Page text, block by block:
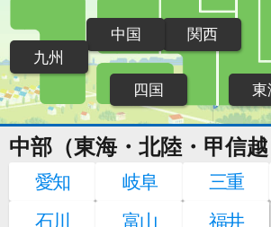
東
関西
中国
四国
九州
中部（東海・北陸・甲信越
愛知 岐阜 三重
石川
富山
福井